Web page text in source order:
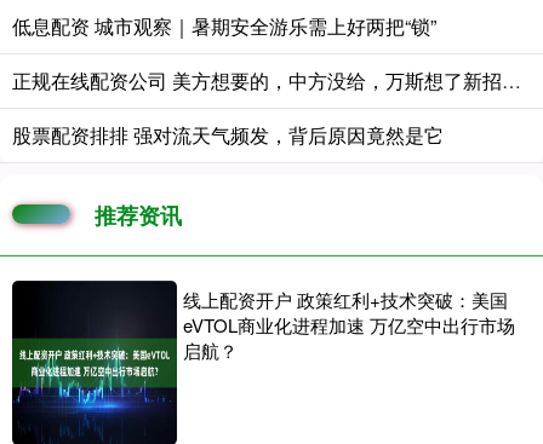
低息配资 城市观察｜暑期安全游乐需上好两把“锁”
正规在线配资公司 美方想要的，中方没给，万斯想了新招，伊朗解冻资金可买美农产品！
股票配资排排 强对流天气频发，背后原因竟然是它
推荐资讯
线上配资开户 政策红利+技术突破：美国
eVTOL商业化进程加速 万亿空中出行市场
启航？